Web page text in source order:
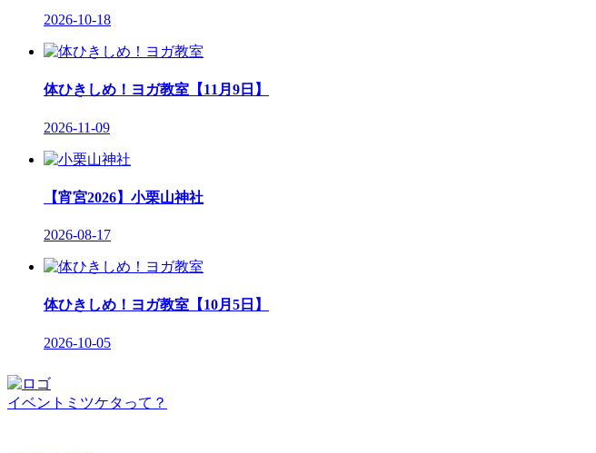
2026-10-18
体ひきしめ！ヨガ教室【11月9日】
2026-11-09
【宵宮2026】小栗山神社
2026-08-17
体ひきしめ！ヨガ教室【10月5日】
2026-10-05
イベントミツケタって？